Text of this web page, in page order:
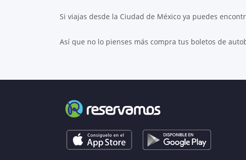
Si viajas desde la Ciudad de México ya puedes
Así que no lo pienses más compra tus boletos de